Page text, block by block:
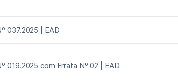
037.2025 | EAD
019.2025 com Errata Nº 02 | EAD